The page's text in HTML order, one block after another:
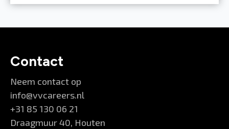
Contact
Neem contact op
info@vvcareers.nl
+31 85 130 06 21
Draagmuur 40, Houten